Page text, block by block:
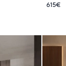
615€